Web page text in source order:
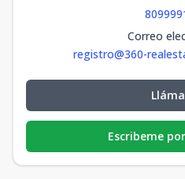
Correo
registro@360-
Escribeme